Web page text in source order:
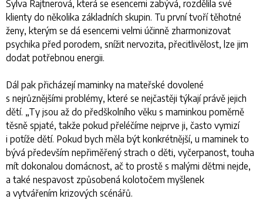
Sylva Rajtnerová, která se esencemi zabývá, rozdělila své
klienty do několika základních skupin. Tu první tvoří těhotné
ženy, kterým se dá esencemi velmi účinně zharmonizovat
psychika před porodem, snížit nervozita, přecitlivělost, lze jim
dodat potřebnou energii.
Dál pak přicházejí maminky na mateřské dovolené
s nejrůznějšími problémy, které se nejčastěji týkají právě jejich
dětí. „Ty jsou až do předškolního věku s maminkou poměrně
těsně spjaté, takže pokud přeléčíme nejprve ji, často vymizí
i potíže dětí. Pokud bych měla být konkrétnější, u maminek to
bývá především nepřiměřený strach o děti, vyčerpanost, touha
mít dokonalou domácnost, ač to prostě s malými dětmi nejde,
a také nespavost způsobená kolotočem myšlenek
a vytvářením krizových scénářů.